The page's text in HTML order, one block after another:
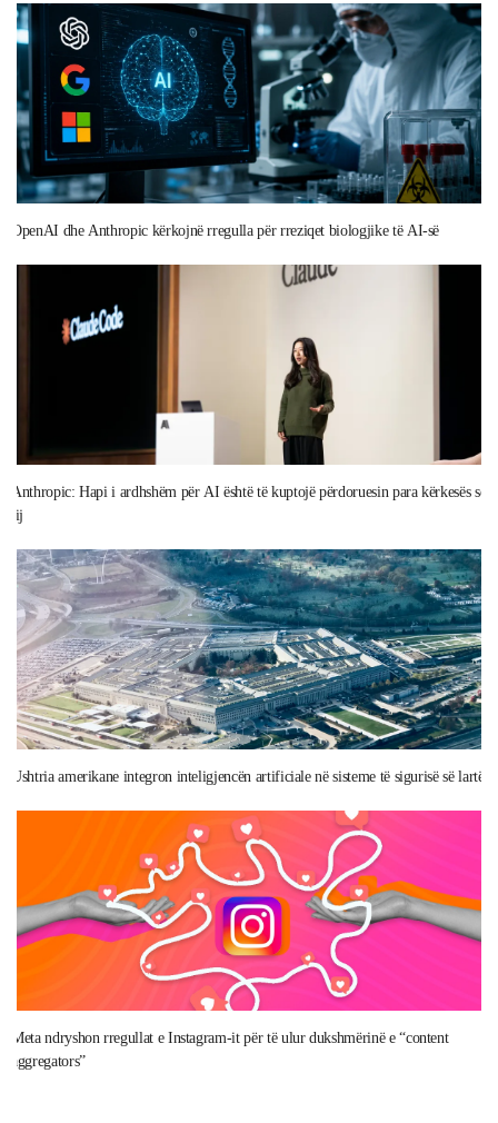
OpenAI dhe Anthropic kërkojnë rregulla për rreziqet biologjike të AI-së
Anthropic: Hapi i ardhshëm për AI është të kuptojë përdoruesin para kërkesës së
tij
Ushtria amerikane integron inteligjencën artificiale në sisteme të sigurisë së lartë
Meta ndryshon rregullat e Instagram-it për të ulur dukshmërinë e “content
aggregators”